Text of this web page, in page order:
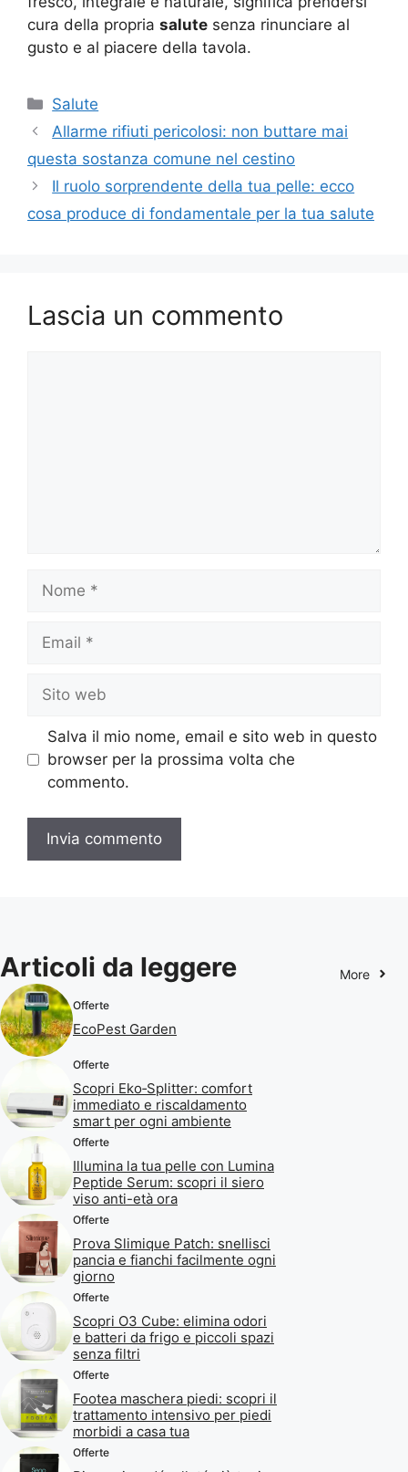
cura della propria salute senza rinunciare al
gusto e al piacere della tavola.
Categorie
Salute
Allarme rifiuti pericolosi: non buttare mai
questa sostanza comune nel cestino
Il ruolo sorprendente della tua pelle: ecco
cosa produce di fondamentale per la tua salute
Lascia un commento
Nome
Email
Sito
web
Salva il mio nome, email e sito web in questo
browser per la prossima volta che
commento.
Articoli da leggere More
Offerte
EcoPest Garden
Offerte
Scopri Eko‑Splitter: comfort
immediato e riscaldamento
smart per ogni ambiente
Offerte
Illumina la tua pelle con Lumina
Peptide Serum: scopri il siero
viso anti-età ora
Offerte
Prova Slimique Patch: snellisci
pancia e fianchi facilmente ogni
giorno
Offerte
Scopri O3 Cube: elimina odori
e batteri da frigo e piccoli spazi
senza filtri
Offerte
Footea maschera piedi: scopri il
trattamento intensivo per piedi
morbidi a casa tua
Offerte